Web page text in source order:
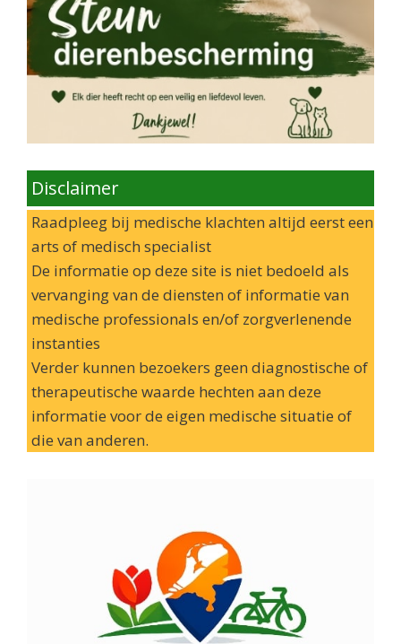
Disclaimer
Raadpleeg bij medische klachten altijd eerst een
arts of medisch specialist
De informatie op deze site is niet bedoeld als
vervanging van de diensten of informatie van
medische professionals en/of zorgverlenende
instanties
Verder kunnen bezoekers geen diagnostische of
therapeutische waarde hechten aan deze
informatie voor de eigen medische situatie of
die van anderen.